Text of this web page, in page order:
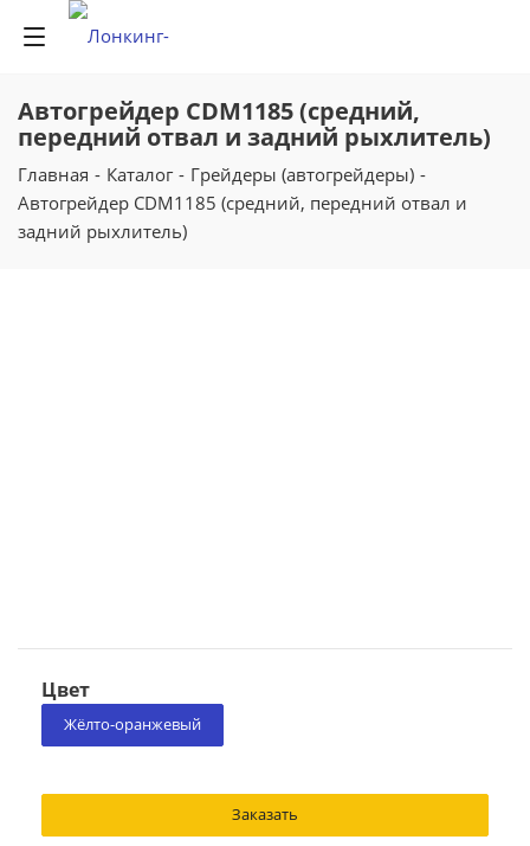
Автогрейдер CDM1185 (средний,
передний отвал и задний рыхлитель)
Главная - Каталог - Грейдеры (автогрейдеры) -
Автогрейдер CDM1185 (средний, передний отвал и
задний рыхлитель)
Цвет
Жёлто-оранжевый
Заказать